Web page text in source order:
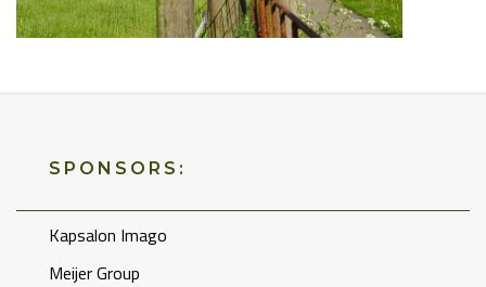
SPONSORS:
Kapsalon Imago
Meijer Group